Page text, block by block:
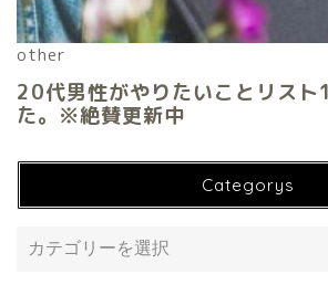
Categorys